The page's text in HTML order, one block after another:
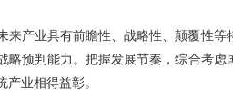
来产业具有前瞻性、战略性、颠覆性
略预判能力。把握发展节奏，综合考
业相得益彰。